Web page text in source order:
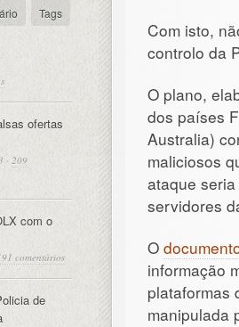
Com isto,
controlo da
O plano,
dos países
Australia)
maliciosos
ataque
servidores
O
informação
plataformas
manipulada
Tags
ofertas
· 209
com o
comentários
de